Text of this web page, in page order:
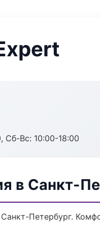
Сб-Вс: 10:00-18:00
в Санкт-
Петербург.